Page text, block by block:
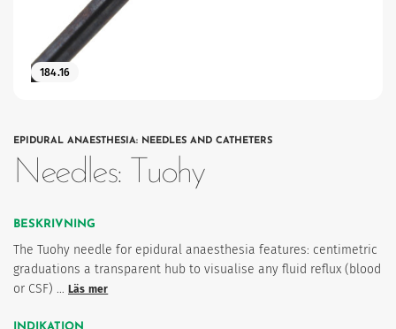
184.16
EPIDURAL ANAESTHESIA: NEEDLES AND CATHETERS
Needles: Tuohy
BESKRIVNING
The Tuohy needle for epidural anaesthesia features: centimetric
graduations a transparent hub to visualise any fluid reflux (blood
or CSF) … Läs mer